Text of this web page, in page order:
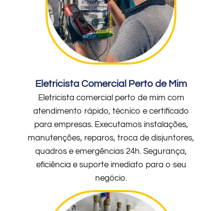
Eletricista Comercial Perto de Mim
Eletricista comercial perto de mim com
atendimento rápido, técnico e certificado
para empresas. Executamos instalações,
manutenções, reparos, troca de disjuntores,
quadros e emergências 24h. Segurança,
eficiência e suporte imediato para o seu
negócio.